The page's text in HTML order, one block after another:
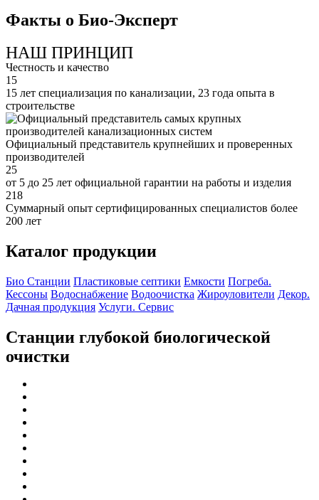
Факты о Био-Эксперт
НАШ ПРИНЦИП
Честность и качество
15
15 лет специализация по канализации, 23 года опыта в
строительстве
Официальный представитель крупнейших и проверенных
производителей
25
от 5 до 25 лет официальной гарантии на работы и изделия
218
Суммарный опыт сертифицированных специалистов более
200 лет
Каталог продукции
Био Станции Пластиковые септики Емкости Погреба.
Кессоны Водоснабжение Водоочистка Жироуловители Декор.
Дачная продукция Услуги. Сервис
Станции глубокой биологической
очистки